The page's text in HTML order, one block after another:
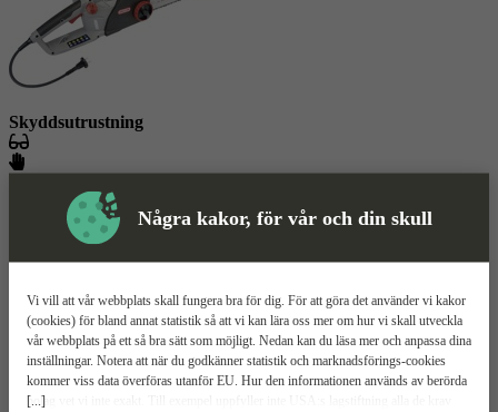
Några kakor, för vår och din skull
[...]
Vi vill att vår webbplats skall fungera bra för dig. För att göra det använder vi kakor
(cookies) för bland annat statistik så att vi kan lära oss mer om hur vi skall utveckla
vår webbplats på ett så bra sätt som möjligt. Nedan kan du läsa mer och anpassa dina
inställningar. Notera att när du godkänner statistik och marknadsförings-cookies
kommer viss data överföras utanför EU. Hur den informationen används av berörda
bolag vet vi inte exakt. Till exempel uppfyller inte USA:s lagstiftning alla de krav
Skyddsutrustning
Elkedjesåg Mer information
Självslipande kedja
Automatisk kedjesmörjning
2400W effekt